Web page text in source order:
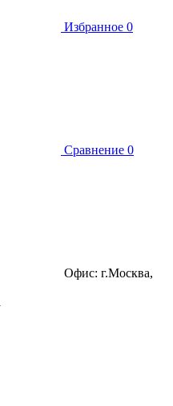
Избранное 0
Сравнение 0
Офис: г.Москва,